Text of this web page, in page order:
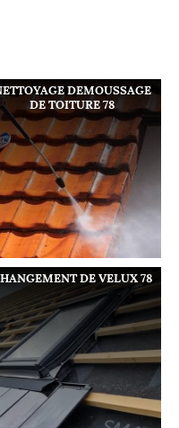
DEMOUSSAGE
DE TOITURE 78
DE VELUX 78